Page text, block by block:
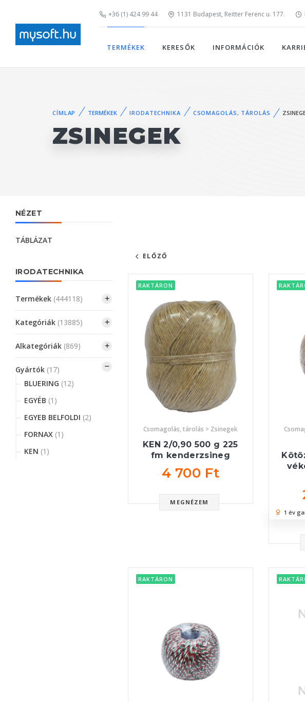
+36 (1) 424 99 44 1131 Budapest, Reitter Ferenc u. 177.
TERMÉKEK KERESŐK INFORMÁCIÓK
CÍMLAP TERMÉKEK IRODATECHNIKA CSOMAGOLÁS, TÁROLÁS
ZSINEGEK
NÉZET
TÁBLÁZAT
IRODATECHNIKA
Termékek (444118)
Kategóriák (13885)
Alkategóriák (869)
Gyártók (17)
BLUERING (12)
EGYÉB (1)
EGYEB BELFOLDI (2)
FORNAX (1)
KEN (1)
ELŐZŐ
RAKTÁRON
Csomagolás, tárolás > Zsinegek
KEN 2/0,90 500 g 225
fm kenderzsineg
4 700 Ft
MEGNÉZEM
1 év
RAKTÁRON